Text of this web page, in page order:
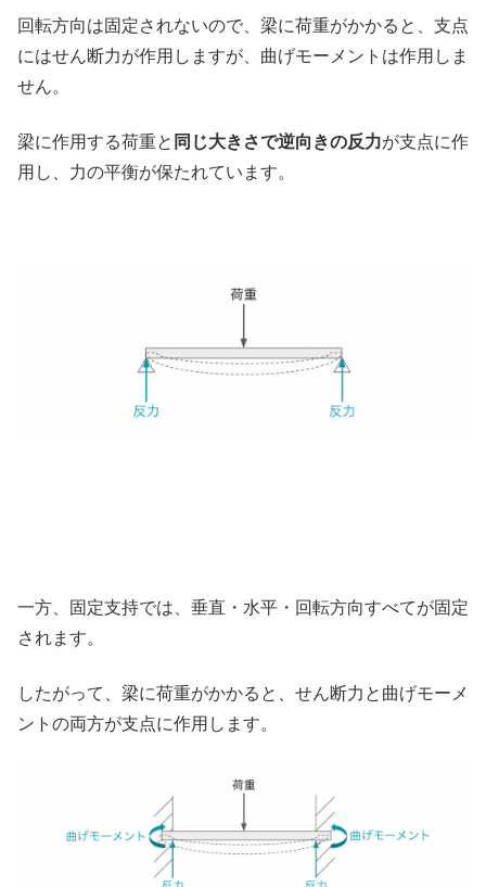
回転方向は固定されないので、梁に荷重がかかると、支点
にはせん断力が作用しますが、曲げモーメントは作用しま
せん。
梁に作用する荷重と 同じ大きさで逆向きの反力が支点に作
用し、力の平衡が保たれています。
一方、固定支持では、垂直・水平・回転方向すべてが固定
されます。
したがって、梁に荷重がかかると、せん断力と曲げモーメ
ントの両方が支点に作用します。